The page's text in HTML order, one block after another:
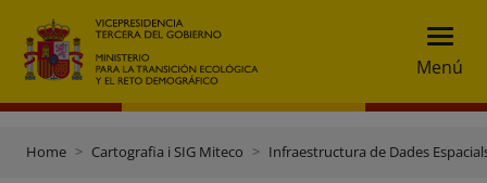
Menú
Home Cartografia i SIG Miteco Infraestructura de Dades